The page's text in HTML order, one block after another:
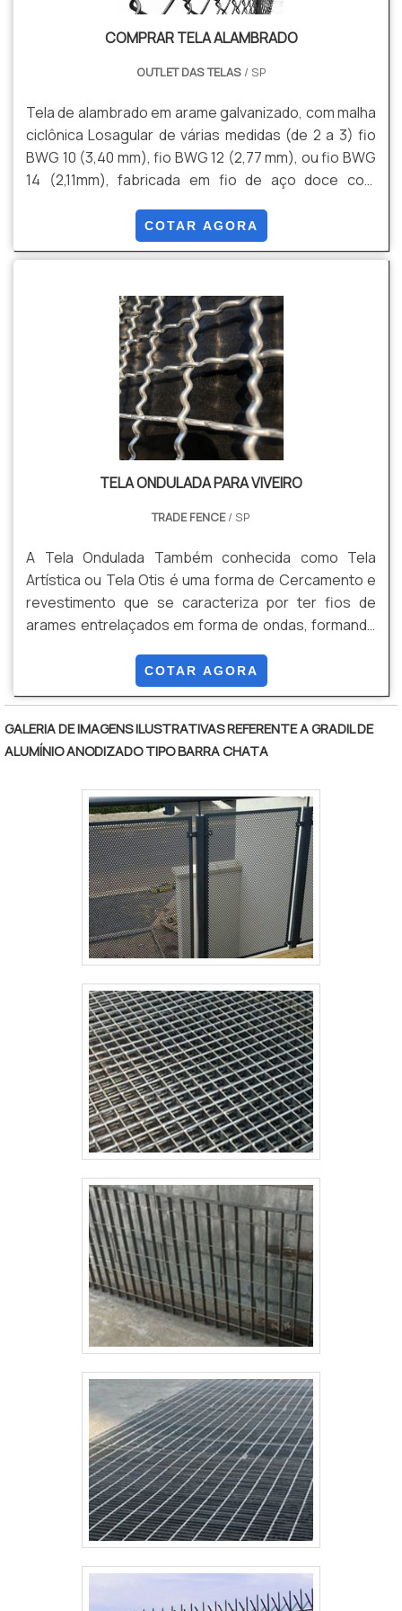
COMPRAR TELA ALAMBRADO
OUTLET DAS TELAS/ SP
Tela de alambrado em arame galvanizado, com malha
ciclônica Losagular de várias medidas (de 2 a 3) fio
BWG 10 (3,40 mm), fio BWG 12 (2,77 mm), ou fio BWG
14 (2,11mm), fabricada em fio de aço doce com
acordo com a NBR 5589, galvanizado por imersão em
banho de zinco antes de tecer a malha, com uma
NBR 6331, com acabamento lateral de pontas
COTAR AGORA
TELA ONDULADA PARA VIVEIRO
TRADE FENCE/ SP
A Tela Ondulada Também conhecida como Tela
Artística ou Tela Otis é uma forma de Cercamento e
revestimento que se caracteriza por ter fios de
arames entrelaçados em forma de ondas, formando
rolos ou em Painéis, conforme sua necessidade,
evitando perda de produto, e qualidade no
pois produzimos este produto por encomenda sob
medida. Vantagens: Estética, Resistência,
COTAR AGORA
GALERIA DE IMAGENS ILUSTRATIVAS REFERENTE A GRADIL DE
ALUMÍNIO ANODIZADO TIPO BARRA CHATA